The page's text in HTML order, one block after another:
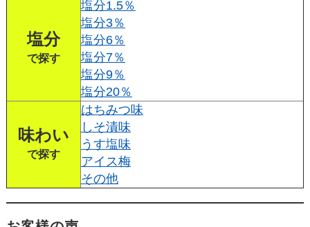
塩分
で探す
塩分1.5％
塩分3％
塩分6％
塩分7％
塩分9％
塩分20％
味わい
で探す
はちみつ味
しそ漬味
うす塩味
アイス梅
その他